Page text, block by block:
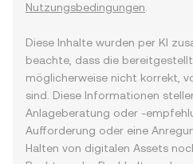
Nutzungsbedingungen
Diese Inhalte wurden per KI
beachte, dass die
möglicherweise nicht korrekt,
sind. Diese Informationen
Anlageberatung oder -
Aufforderung oder eine
Halten von digitalen Assets